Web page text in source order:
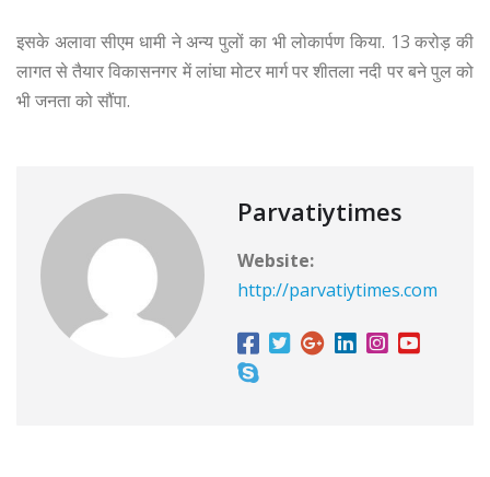
इसके अलावा सीएम धामी ने अन्य पुलों का भी लोकार्पण किया. 13 करोड़ की
लागत से तैयार विकासनगर में लांघा मोटर मार्ग पर शीतला नदी पर बने पुल को
भी जनता को सौंपा.
Parvatiytimes
Website:
http://parvatiytimes.com